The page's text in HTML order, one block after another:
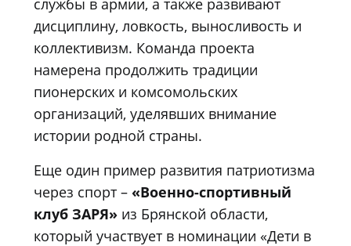
дисциплину, ловкость, выносливость и
коллективизм. Команда проекта
намерена продолжить традиции
пионерских и комсомольских
организаций, уделявших внимание
истории родной страны.
Еще один пример развития патриотизма
через спорт – «Военно-спортивный
клуб ЗАРЯ» из Брянской области,
который участвует в номинации «Дети в